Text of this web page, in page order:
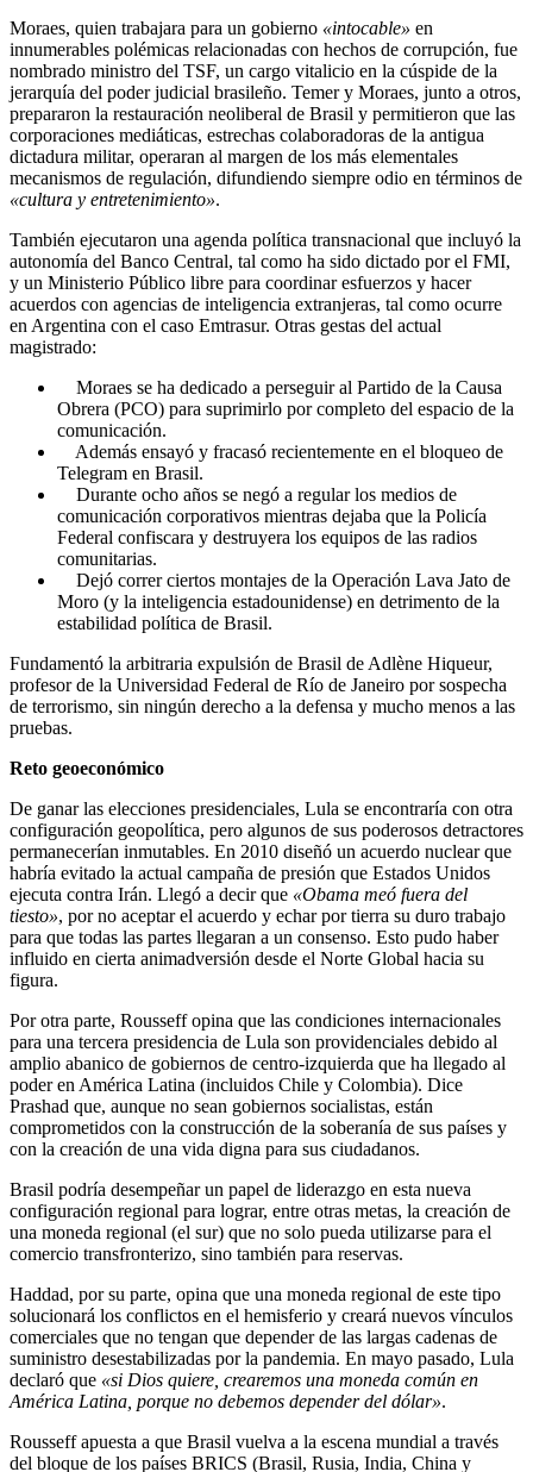
Moraes, quien trabajara para un gobierno «intocable» en
innumerables polémicas relacionadas con hechos de corrupción, fue
nombrado ministro del TSF, un cargo vitalicio en la cúspide de la
jerarquía del poder judicial brasileño. Temer y Moraes, junto a otros,
prepararon la restauración neoliberal de Brasil y permitieron que las
corporaciones mediáticas, estrechas colaboradoras de la antigua
dictadura militar, operaran al margen de los más elementales
mecanismos de regulación, difundiendo siempre odio en términos de
«cultura y entretenimiento».
También ejecutaron una agenda política transnacional que incluyó la
autonomía del Banco Central, tal como ha sido dictado por el FMI,
y un Ministerio Público libre para coordinar esfuerzos y hacer
acuerdos con agencias de inteligencia extranjeras, tal como ocurre
en Argentina con el caso Emtrasur. Otras gestas del actual
magistrado:
Moraes se ha dedicado a perseguir al Partido de la Causa
Obrera (PCO) para suprimirlo por completo del espacio de la
comunicación.
Además ensayó y fracasó recientemente en el bloqueo de
Telegram en Brasil.
Durante ocho años se negó a regular los medios de
comunicación corporativos mientras dejaba que la Policía
Federal confiscara y destruyera los equipos de las radios
comunitarias.
Dejó correr ciertos montajes de la Operación Lava Jato de
Moro (y la inteligencia estadounidense) en detrimento de la
estabilidad política de Brasil.
Fundamentó la arbitraria expulsión de Brasil de Adlène Hiqueur,
profesor de la Universidad Federal de Río de Janeiro por sospecha
de terrorismo, sin ningún derecho a la defensa y mucho menos a las
pruebas.
Reto geoeconómico
De ganar las elecciones presidenciales, Lula se encontraría con otra
configuración geopolítica, pero algunos de sus poderosos detractores
permanecerían inmutables. En 2010 diseñó un acuerdo nuclear que
habría evitado la actual campaña de presión que Estados Unidos
ejecuta contra Irán. Llegó a decir que «Obama meó fuera del
tiesto», por no aceptar el acuerdo y echar por tierra su duro trabajo
para que todas las partes llegaran a un consenso. Esto pudo haber
influido en cierta animadversión desde el Norte Global hacia su
figura.
Por otra parte, Rousseff opina que las condiciones internacionales
para una tercera presidencia de Lula son providenciales debido al
amplio abanico de gobiernos de centro-izquierda que ha llegado al
poder en América Latina (incluidos Chile y Colombia). Dice
Prashad que, aunque no sean gobiernos socialistas, están
comprometidos con la construcción de la soberanía de sus países y
con la creación de una vida digna para sus ciudadanos.
Brasil podría desempeñar un papel de liderazgo en esta nueva
configuración regional para lograr, entre otras metas, la creación de
una moneda regional (el sur) que no solo pueda utilizarse para el
comercio transfronterizo, sino también para reservas.
Haddad, por su parte, opina que una moneda regional de este tipo
solucionará los conflictos en el hemisferio y creará nuevos vínculos
comerciales que no tengan que depender de las largas cadenas de
suministro desestabilizadas por la pandemia. En mayo pasado, Lula
declaró que «si Dios quiere, crearemos una moneda común en
América Latina, porque no debemos depender del dólar».
Rousseff apuesta a que Brasil vuelva a la escena mundial a través
del bloque de los países BRICS (Brasil, Rusia, India, China y